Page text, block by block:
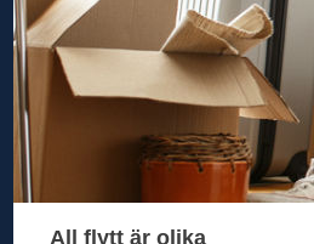
All flytt är olika